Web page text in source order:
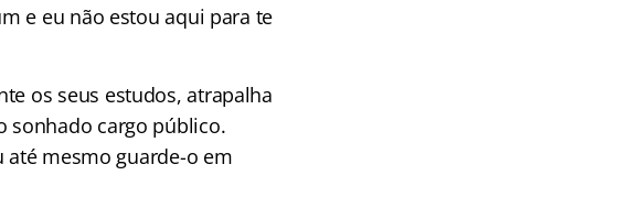
e eu não estou aqui para te
os seus estudos, atrapalha
sonhado cargo público.
até mesmo guarde-o em